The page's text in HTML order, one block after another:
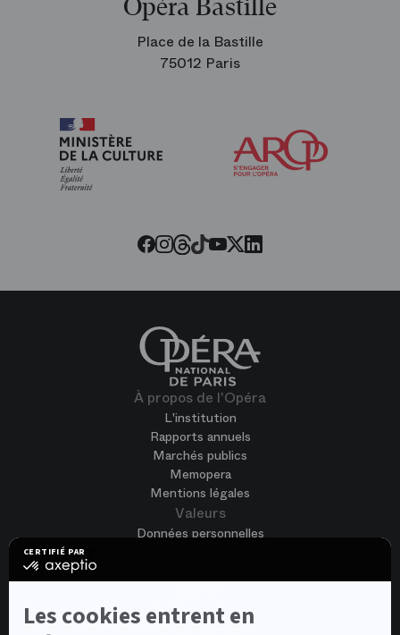
CERTIFIÉ PAR
certifié
En
Les cookies entrent en
Opéra Bastille
Place de la Bastille
75012 Paris
Facebook
Instagram
Threads
Tiktok
Youtube
Twitter
LinkedIn
À propos de l'Opéra
L'institution
Rapports annuels
Marchés publics
Memopera
Mentions légales
Valeurs
Données personnelles
Nous rejoindre
Offres d'emploi